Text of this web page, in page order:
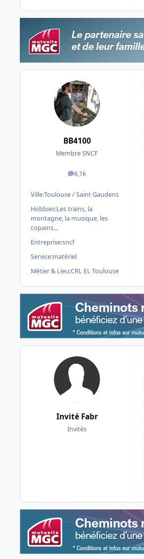
BB4100
Membre SNCF
6,1k
messages
Ville:Toulouse / Saint Gaudens
Hobbies:Les trains, la
montagne, la musique, les
copains...
Entreprise:sncf
Service:matériel
Métier & Lieu:CRL EL Toulouse
Invité Fabr
Invités